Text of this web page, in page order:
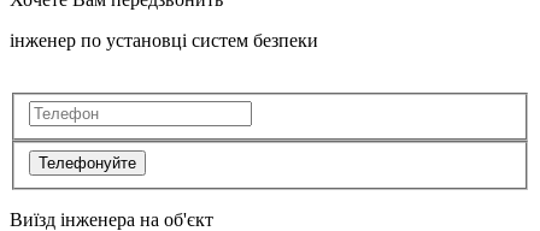
інженер по установці систем безпеки
Телефонуйте
Виїзд інженера на об'єкт